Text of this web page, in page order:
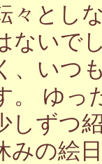
々とし
ないで
、いつ
。 ゆっ
しずつ
みの絵